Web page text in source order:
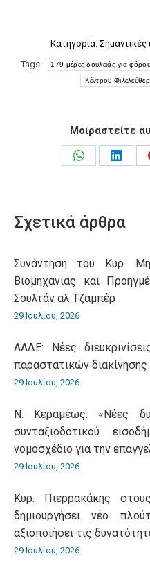
Κατηγορία: Σημαντικές
Tags:
179 μέρες δουλειάς για
Κέντρου
Μοιραστείτε
Share
Share
Σχετικά άρθρα
Συνάντηση του Κυρ.
Βιομηχανίας και
Σουλτάν αλ Τζαμπέρ
29 Ιουλίου, 2026
ΑΑΔΕ: Νέες
παραστατικών
29 Ιουλίου, 2026
Ν. Κεραμέως: «Νέες
συνταξιοδοτικού
νομοσχέδιο για την
29 Ιουλίου, 2026
Κυρ. Πιερρακάκης
δημιουργήσει νέο
αξιοποιήσει τις
29 Ιουλίου, 2026